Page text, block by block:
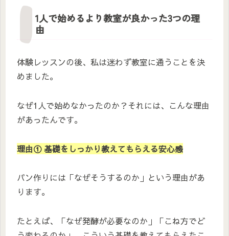
1人で始めるより教室が良かった3つの理
由
体験レッスンの後、私は迷わず教室に通うことを決
めました。
なぜ1人で始めなかったのか？それには、こんな理由
があったんです。
理由① 基礎をしっかり教えてもらえる安心感
パン作りには「なぜそうするのか」という理由があ
ります。
たとえば、「なぜ発酵が必要なのか」「こね方でど